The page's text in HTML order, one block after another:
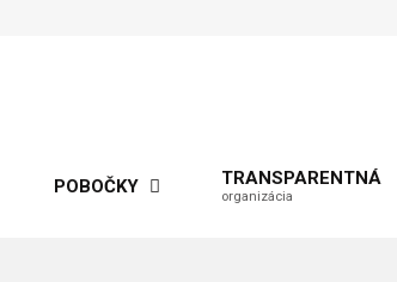
POBOČKY TRANSPARENTNÁ
organizácia